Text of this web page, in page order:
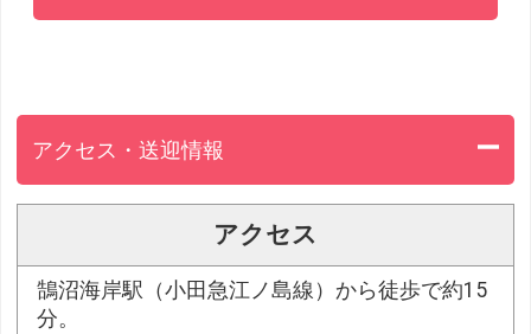
アクセス・送迎情報
アクセス
鵠沼海岸駅（小田急江ノ島線）から徒歩で約15
分。